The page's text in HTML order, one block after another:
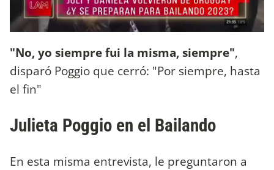
"No, yo siempre fui la misma, siempre",
disparó Poggio que cerró: "Por siempre, hasta
el fin"
Julieta Poggio en el Bailando
En esta misma entrevista, le preguntaron a